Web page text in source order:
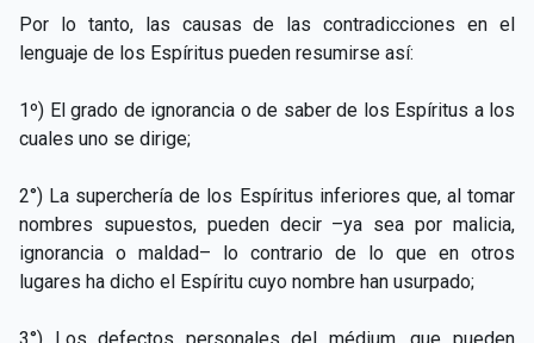
Por lo tanto, las causas de las contradicciones en el
lenguaje de los Espíritus pueden resumirse así:
1º) El grado de ignorancia o de saber de los Espíritus a los
cuales uno se dirige;
2°) La superchería de los Espíritus inferiores que, al tomar
nombres supuestos, pueden decir –ya sea por malicia,
ignorancia o maldad– lo contrario de lo que en otros
lugares ha dicho el Espíritu cuyo nombre han usurpado;